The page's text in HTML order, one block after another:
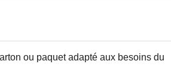
ou paquet adapté aux besoins du